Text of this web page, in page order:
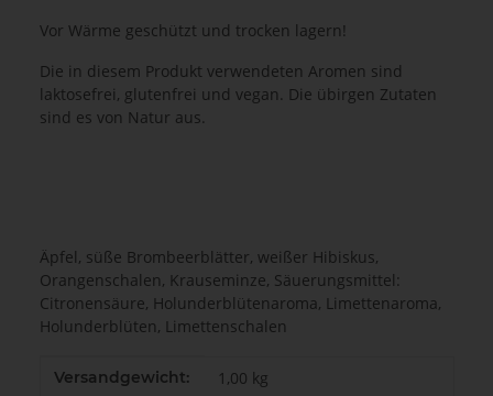
Vor Wärme geschützt und trocken lagern!
Die in diesem Produkt verwendeten Aromen sind
laktosefrei, glutenfrei und vegan. Die übirgen Zutaten
sind es von Natur aus.
Äpfel, süße Brombeerblätter, weißer Hibiskus,
Orangenschalen, Krauseminze, Säuerungsmittel:
Citronensäure, Holunderblütenaroma, Limettenaroma,
Holunderblüten, Limettenschalen
Produkteigenschaft
Wert
Versandgewicht: 1,00 kg